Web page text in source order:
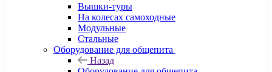
Вышки-туры
На колесах самоходные
Модульные
Стальные
Оборудование для общепита
Назад